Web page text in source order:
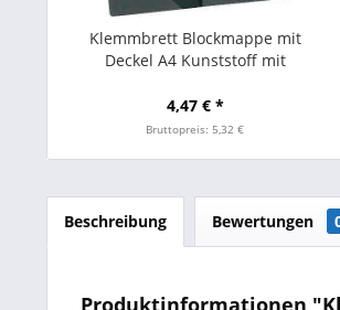
Klemmbrett Blockmappe mit
Deckel A4 Kunststoff mit
4,47 € *
Bruttopreis: 5,32 €
Beschreibung Bewertungen
Produktinformationen